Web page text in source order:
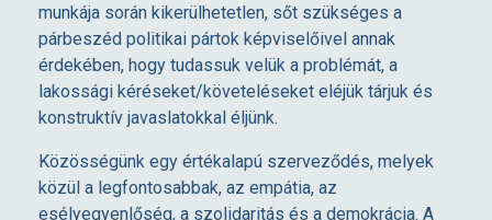
n
k
,
munkája során kikerülhetetlen, sőt szükséges a
párbeszéd politikai pártok képviselőivel annak
érdekében, hogy tudassuk velük a problémát, a
lakossági kéréseket/követeléseket eléjük tárjuk és
konstruktív javaslatokkal éljünk.
Közösségünk egy értékalapú szerveződés, melyek
közül a legfontosabbak, az empátia, az
esélyegyenlőség, a szolidaritás és a demokrácia. A